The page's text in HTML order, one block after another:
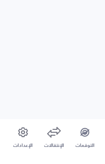
التوقعات الإنتقالات الإعدادات